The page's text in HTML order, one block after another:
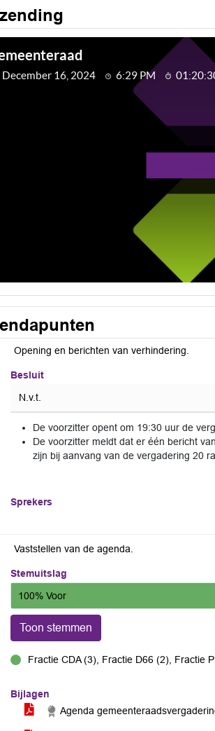
Opening en berichten van verhindering.
Besluit
N.v.t.
De voorzitter opent om 19:30 uur de
De voorzitter meldt dat er één bericht
zijn bij aanvang van de vergadering 20
Sprekers
Vaststellen van de agenda.
Stemuitslag
100% Voor
Toon stemmen
Fractie CDA (3), Fractie D66 (2), Fractie
Bijlagen
Agenda